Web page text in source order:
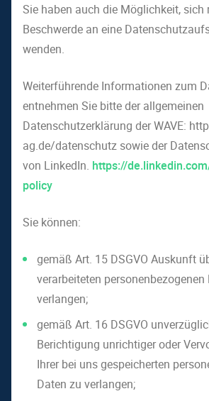
Sie haben auch die Möglichkeit, sich
Beschwerde an eine
wenden.
Weiterführende Informationen zum
entnehmen Sie bitte der allgemeinen
Datenschutzerklärung der WAVE:
ag.de/datenschutz sowie der
von LinkedIn. https://
policy
Sie können:
gemäß Art. 15 DSGVO Auskunft
verarbeiteten personenbezogenen
verlangen;
gemäß Art. 16 DSGVO
Berichtigung unrichtiger oder
Ihrer bei uns gespeicherten
Daten zu verlangen;